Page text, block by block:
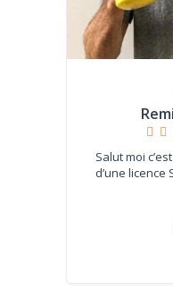
Salut moi
d’une licence